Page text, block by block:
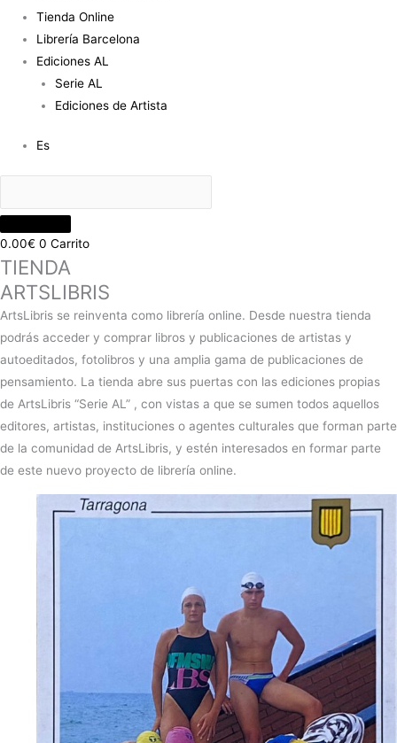
Tienda Online
Librería Barcelona
Ediciones AL
Serie AL
Ediciones de Artista
Es
0.00€ 0 Carrito
TIENDA
ARTSLIBRIS
ArtsLibris se reinventa como librería online. Desde nuestra tienda
podrás acceder y comprar libros y publicaciones de artistas y
autoeditados, fotolibros y una amplia gama de publicaciones de
pensamiento. La tienda abre sus puertas con las ediciones propias
de ArtsLibris “Serie AL” , con vistas a que se sumen todos aquellos
editores, artistas, instituciones o agentes culturales que forman parte
de la comunidad de ArtsLibris, y estén interesados en formar parte
de este nuevo proyecto de librería online.